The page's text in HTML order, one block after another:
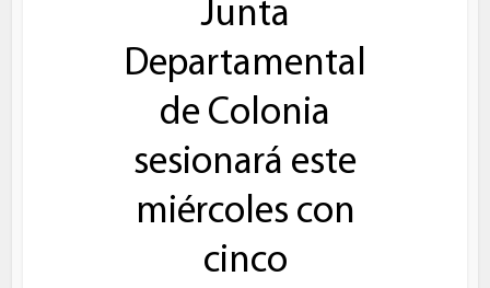
Junta
Departamental
de Colonia
sesionará este
miércoles con
cinco